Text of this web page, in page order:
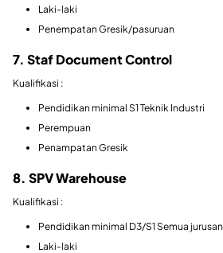
Laki-laki
Penempatan Gresik/pasuruan
7. Staf Document Control
Kualifikasi :
Pendidikan minimal S1 Teknik Industri
Perempuan
Penampatan Gresik
8. SPV Warehouse
Kualifikasi :
Pendidikan minimal D3/S1 Semua jurusan
Laki-laki